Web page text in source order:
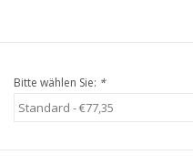
Bitte wählen Sie: *